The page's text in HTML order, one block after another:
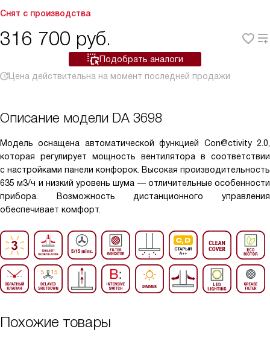
Снят с производства
316 700 руб.
Подобрать аналоги
Цена действительна на момент последней продажи
Описание модели DA 3698
Модель оснащена автоматической функцией Con@ctivity 2.0,
которая регулирует мощность вентилятора в соответствии
с настройками панели конфорок. Высокая производительность
635 м3/ч и низкий уровень шума — отличительные особенности
прибора. Возможность дистанционного управления
обеспечивает комфорт.
Похожие товары